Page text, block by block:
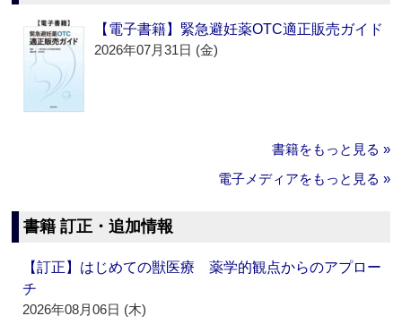
【電子書籍】緊急避妊薬OTC適正販売ガイド
2026年07月31日 (金)
書籍をもっと見る »
電子メディアをもっと見る »
書籍 訂正・追加情報
【訂正】はじめての獣医療 薬学的観点からのアプロー
チ
2026年08月06日 (木)